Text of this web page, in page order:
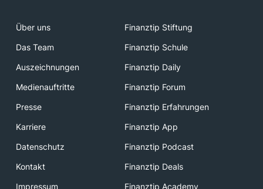
Über uns
Finanztip Stiftung
Das Team
Finanztip Schule
Auszeichnungen
Finanztip Daily
Medienauftritte
Finanztip Forum
Presse
Finanztip Erfahrungen
Karriere
Finanztip App
Datenschutz
Finanztip Podcast
Kontakt
Finanztip Deals
Impressum
Finanztip Academy